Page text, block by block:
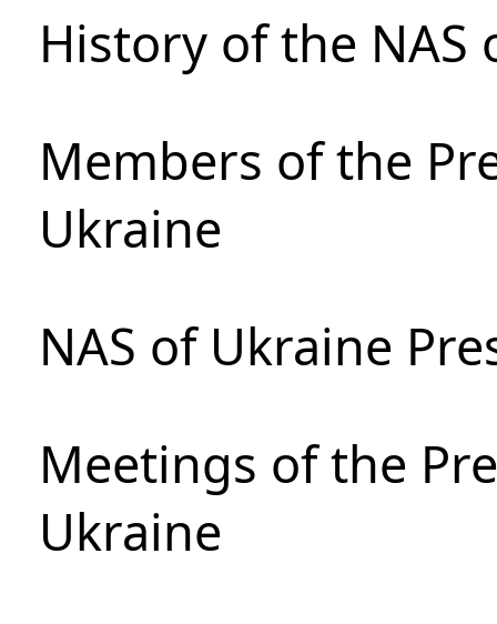
History of the NAS
Members of the
Ukraine
NAS of Ukraine
Meetings of the
Ukraine